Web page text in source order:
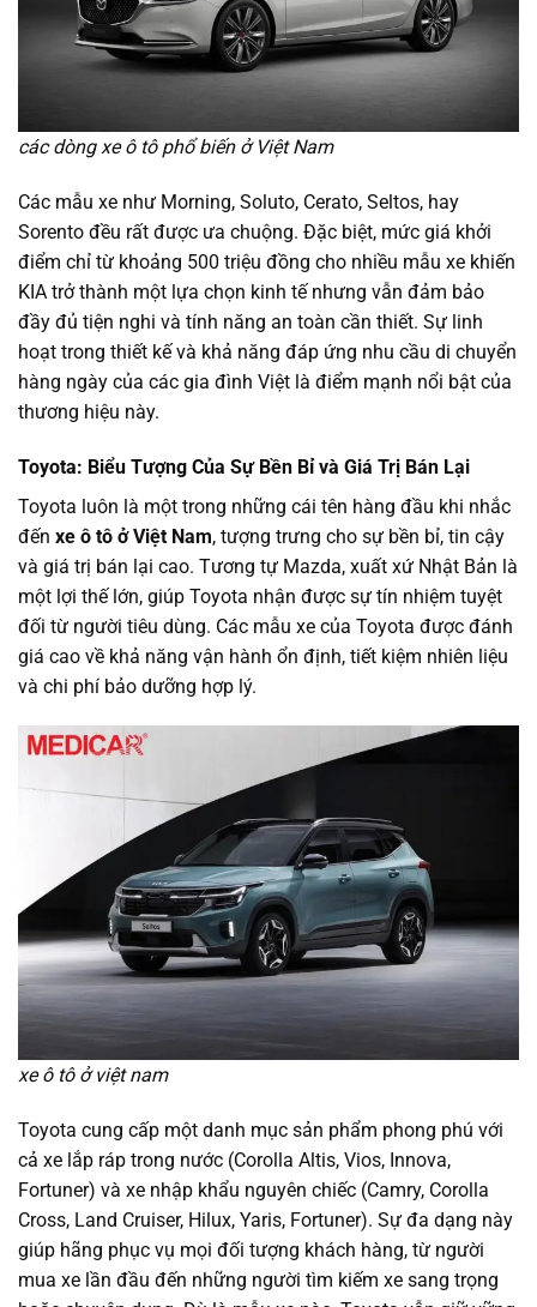
các dòng xe ô tô phổ biến ở Việt Nam
Các mẫu xe như Morning, Soluto, Cerato, Seltos, hay
Sorento đều rất được ưa chuộng. Đặc biệt, mức giá khởi
điểm chỉ từ khoảng 500 triệu đồng cho nhiều mẫu xe khiến
KIA trở thành một lựa chọn kinh tế nhưng vẫn đảm bảo
đầy đủ tiện nghi và tính năng an toàn cần thiết. Sự linh
hoạt trong thiết kế và khả năng đáp ứng nhu cầu di chuyển
hàng ngày của các gia đình Việt là điểm mạnh nổi bật của
thương hiệu này.
Toyota: Biểu Tượng Của Sự Bền Bỉ và Giá Trị Bán Lại
Toyota luôn là một trong những cái tên hàng đầu khi nhắc
đến xe ô tô ở Việt Nam, tượng trưng cho sự bền bỉ, tin cậy
và giá trị bán lại cao. Tương tự Mazda, xuất xứ Nhật Bản là
một lợi thế lớn, giúp Toyota nhận được sự tín nhiệm tuyệt
đối từ người tiêu dùng. Các mẫu xe của Toyota được đánh
giá cao về khả năng vận hành ổn định, tiết kiệm nhiên liệu
và chi phí bảo dưỡng hợp lý.
xe ô tô ở việt nam
Toyota cung cấp một danh mục sản phẩm phong phú với
cả xe lắp ráp trong nước (Corolla Altis, Vios, Innova,
Fortuner) và xe nhập khẩu nguyên chiếc (Camry, Corolla
Cross, Land Cruiser, Hilux, Yaris, Fortuner). Sự đa dạng này
giúp hãng phục vụ mọi đối tượng khách hàng, từ người
mua xe lần đầu đến những người tìm kiếm xe sang trọng